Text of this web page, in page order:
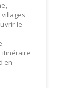
le
itinéraire
en